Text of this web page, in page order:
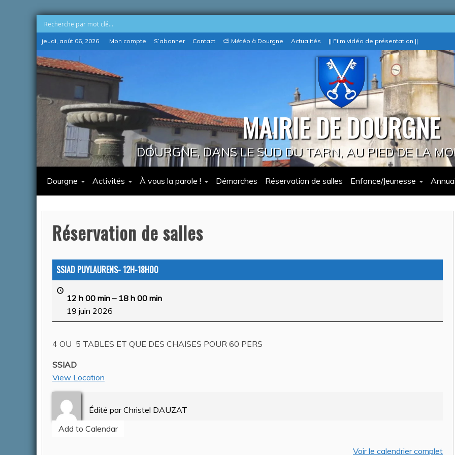
Skip
to
content
jeudi, août 06, 2026 Mon compte S’abonner Contact ⛅ Météo à Dourgne Actualités || Film vidéo de présentation ||
MAIRIE DE DOURGNE
DOURGNE, DANS LE SUD DU TARN, AU PIED DE LA
Dourgne Activités À vous la parole ! Démarches Réservation de salles Enfance/Jeunesse
Réservation de salles
SSIAD PUYLAURENS- 12H-18H00
12 h 00 min – 18 h 00 min
19 juin 2026
4 OU 5 TABLES ET QUE DES CHAISES POUR 60 PERS
SSIAD
View Location
Édité par Christel DAUZAT
Add to Calendar
Voir le calendrier complet